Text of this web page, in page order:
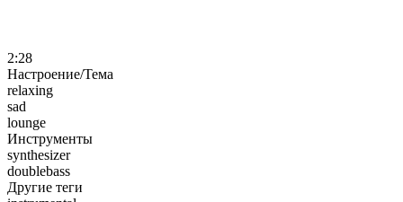
2:28
Настроение/Тема
relaxing
sad
lounge
Инструменты
synthesizer
doublebass
Другие теги